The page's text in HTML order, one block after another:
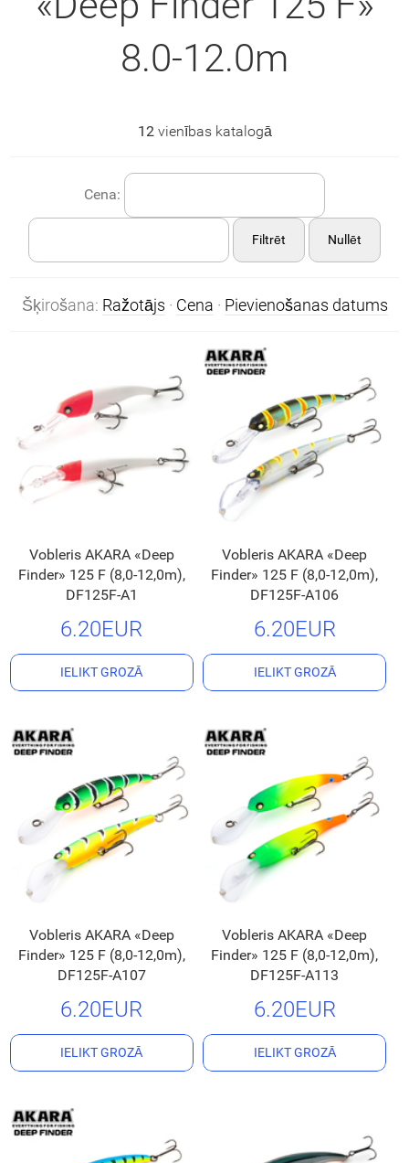
8.0-12.0m
12vienības katalogā
Cena:
Filtrēt Nullēt
Šķirošana: Ražotājs · Cena · Pievienošanas datums
Vobleris AKARA «Deep
Finder» 125 F (8,0-12,0m),
DF125F-A1
6.20EUR
IELIKT GROZĀ
Vobleris AKARA «Deep
Finder» 125 F (8,0-12,0m),
DF125F-A106
6.20EUR
IELIKT GROZĀ
Vobleris AKARA «Deep
Finder» 125 F (8,0-12,0m),
DF125F-A107
6.20EUR
IELIKT GROZĀ
Vobleris AKARA «Deep
Finder» 125 F (8,0-12,0m),
DF125F-A113
6.20EUR
IELIKT GROZĀ